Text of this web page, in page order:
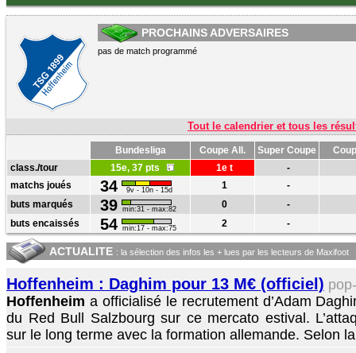
PROCHAINS ADVERSAIRES
pas de match programmé
Tout le calendrier et tous les
Bundesliga Coupe All. Super Coupe
class./tour
15e, 37 pts 1e t
-
matchs joués
34 9v - 10n - 15d 1
-
buts marqués
39 min:31 - max:82 0
-
buts encaissés
54 min:17 - max:75 2 -
ACTUALITE : la sélection des infos les + lues par les lecteurs de Maxifoot
Hoffenheim : Daghim pour 13 M€ (officiel)
Hoffenheim a officialisé le recrutement d’Adam
du Red Bull Salzbourg sur ce mercato estival.
sur le long terme avec la formation allemande. Selon